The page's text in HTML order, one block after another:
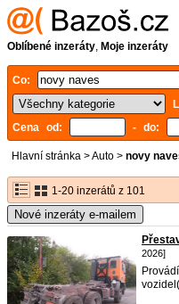
Oblíbené inzeráty, Moje inzeráty
Co:
Cena od:
- do:
Hlavní stránka >Auto > novy
1-20 inzerátů z 101
Nové inzeráty e-mailem
2026]